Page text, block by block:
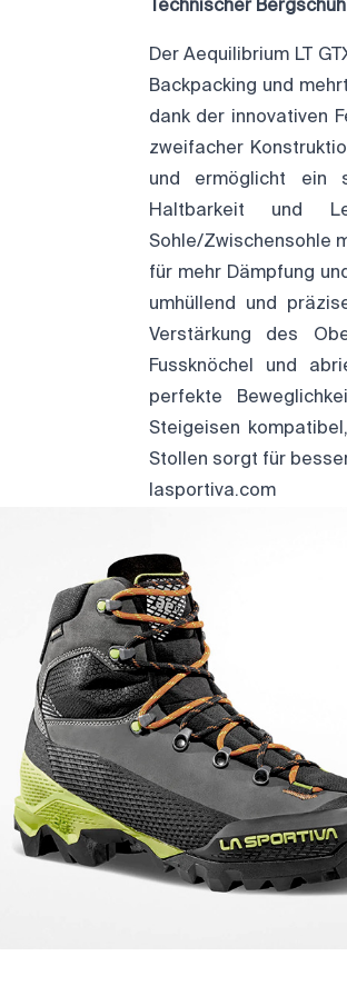
Technischer
Der Aequilibrium LT
Backpacking und
dank der innovativen
zweifacher
und ermöglicht ein
Haltbarkeit und
Sohle/Zwischensohle
für mehr Dämpfung
umhüllend und
Verstärkung des
Fussknöchel und
perfekte
Steigeisen
Stollen sorgt für
lasportiva.com